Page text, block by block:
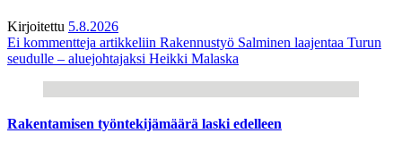
Kirjoitettu 5.8.2026
Ei kommentteja artikkeliin Rakennustyö Salminen laajentaa Turun
seudulle – aluejohtajaksi Heikki Malaska
Rakentamisen työntekijämäärä laski edelleen